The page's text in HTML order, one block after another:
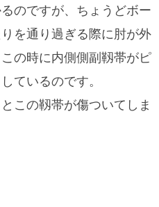
のですが、ちょうどボー
を通り過ぎる際に肘が外
の時に内側側副靱帯がピ
ているのです。
この靱帯が傷ついてしま